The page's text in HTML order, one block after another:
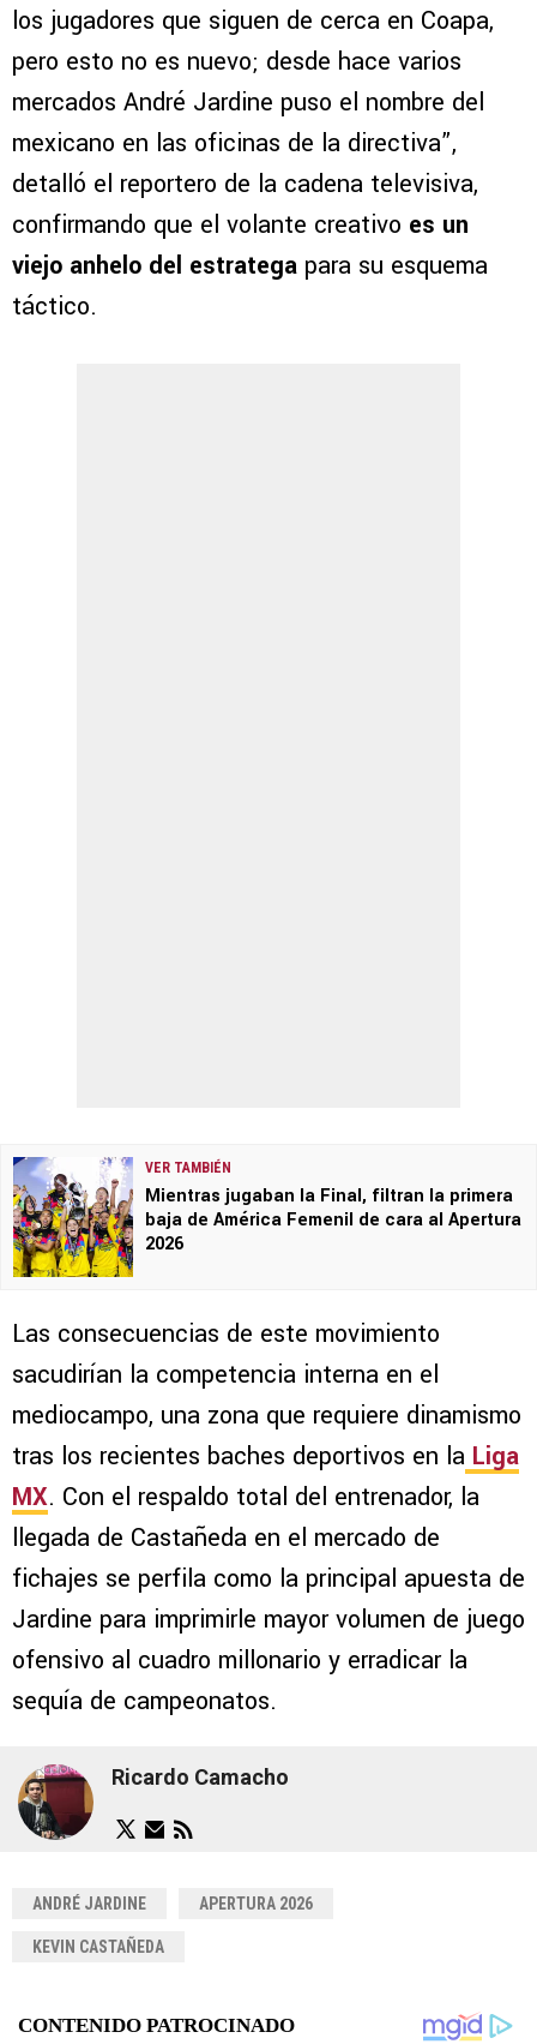
los jugadores que siguen de cerca en Coapa,
pero esto no es nuevo; desde hace varios
mercados André Jardine puso el nombre del
mexicano en las oficinas de la directiva”,
detalló el reportero de la cadena televisiva,
confirmando que el volante creativo es un
viejo anhelo del estratega para su esquema
táctico.
VER TAMBIÉN
Mientras jugaban la Final, filtran la primera
baja de América Femenil de cara al Apertura
2026
Las consecuencias de este movimiento
sacudirían la competencia interna en el
mediocampo, una zona que requiere dinamismo
tras los recientes baches deportivos en la Liga
MX. Con el respaldo total del entrenador, la
llegada de Castañeda en el mercado de
fichajes se perfila como la principal apuesta de
Jardine para imprimirle mayor volumen de juego
ofensivo al cuadro millonario y erradicar la
sequía de campeonatos.
Ricardo Camacho
ANDRÉ JARDINE APERTURA 2026
KEVIN CASTAÑEDA